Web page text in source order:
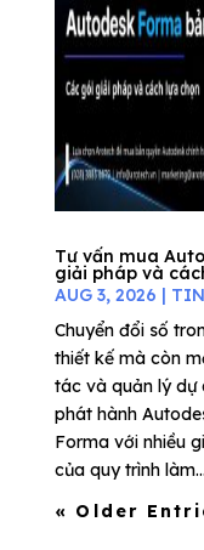
Tư vấn mua
giải pháp và
AUG 3, 2026 |
Chuyển đổi số
thiết kế mà còn
tác và quản lý dự
phát hành
Forma với nhiều
của quy trình làm...
« Older